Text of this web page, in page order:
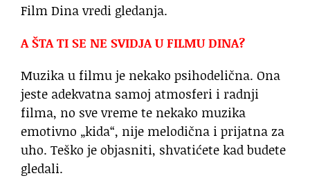
Film Dina vredi gledanja.
A ŠTA TI SE NE SVIDJA U FILMU DINA?
Muzika u filmu je nekako psihodelična. Ona
jeste adekvatna samoj atmosferi i radnji
filma, no sve vreme te nekako muzika
emotivno „kida“, nije melodična i prijatna za
uho. Teško je objasniti, shvatićete kad budete
gledali.